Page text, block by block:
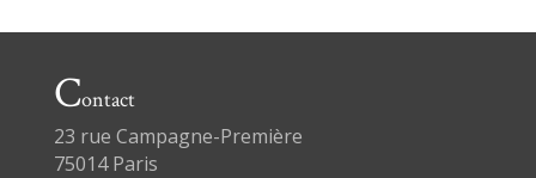
Contact
23 rue Campagne-Première
75014 Paris